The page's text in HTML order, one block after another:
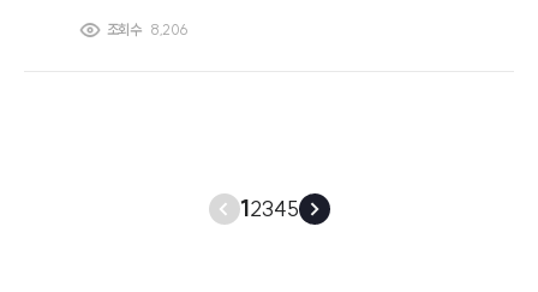
했다는 통보를 받았고 경찰 조사에 출석하라는 안내도 받
조회수 8,206
12345